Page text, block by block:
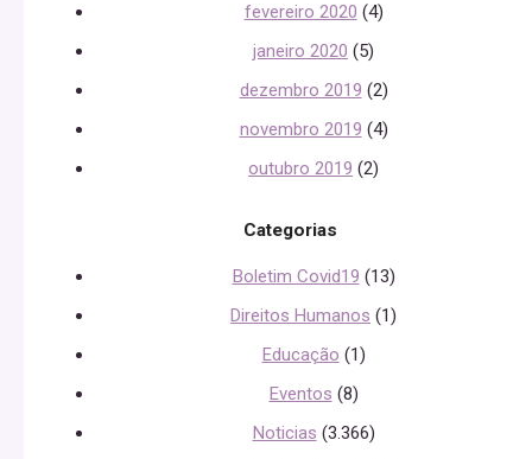
fevereiro 2020 (4)
janeiro 2020 (5)
dezembro 2019 (2)
novembro 2019 (4)
outubro 2019 (2)
Categorias
Boletim Covid19 (13)
Direitos Humanos (1)
Educação (1)
Eventos (8)
Noticias (3.366)